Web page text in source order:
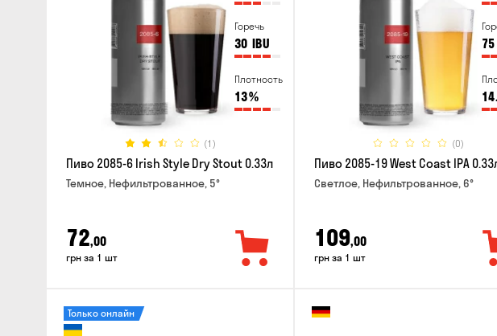
Горечь
30 IBU
Плотность
13%
(1)
Пиво 2085-6 Irish Style Dry Stout 0.33л
Темное, Нефильтрованное, 5°
72,00
грн за 1 шт
75
(0)
Пиво 2085-19 West Coast IPA
Светлое, Нефильтрованное, 6°
109,00
грн за 1 шт
Только онлайн